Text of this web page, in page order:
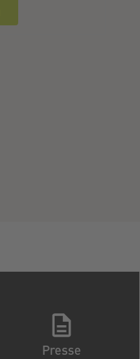
Presse